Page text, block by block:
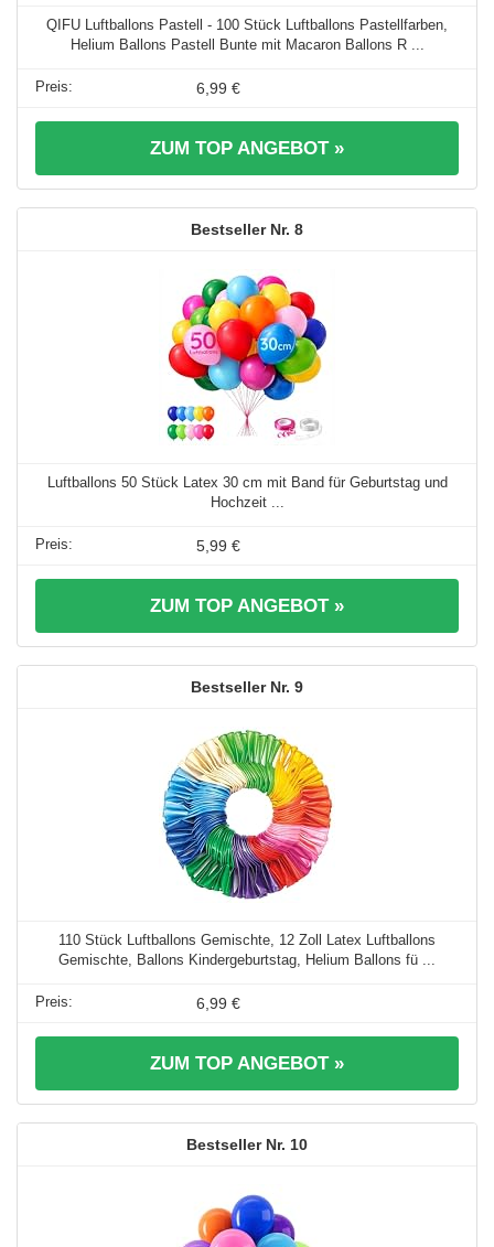
QIFU Luftballons Pastell - 100 Stück Luftballons Pastellfarben,
Helium Ballons Pastell Bunte mit Macaron Ballons R ...
6,99 €
ZUM TOP ANGEBOT »
8
Luftballons 50 Stück Latex 30 cm mit Band für Geburtstag und
Hochzeit ...
5,99 €
ZUM TOP ANGEBOT »
9
110 Stück Luftballons Gemischte, 12 Zoll Latex Luftballons
Gemischte, Ballons Kindergeburtstag, Helium Ballons fü ...
6,99 €
ZUM TOP ANGEBOT »
10